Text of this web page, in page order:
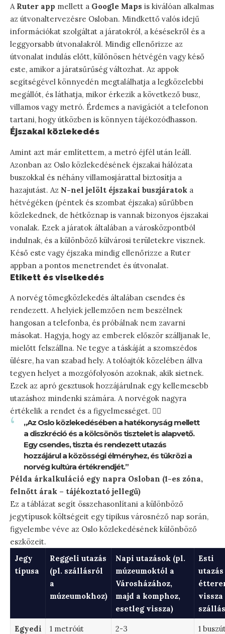
A Ruter app mellett a Google Maps is kiválóan alkalmas
az útvonaltervezésre Osloban. Mindkettő valós idejű
információkat szolgáltat a járatokról, a késésekről és a
leggyorsabb útvonalakról. Mindig ellenőrizze az
útvonalat indulás előtt, különösen hétvégén vagy késő
este, amikor a járatsűrűség változhat. Az appok
segítségével könnyedén megtalálhatja a legközelebbi
megállót, és láthatja, mikor érkezik a következő busz,
villamos vagy metró. Érdemes a navigációt a telefonon
tartani, hogy útközben is könnyen tájékozódhasson.
Éjszakai közlekedés
Amint azt már említettem, a metró éjfél után leáll.
Azonban az Oslo közlekedésének éjszakai hálózata
buszokkal és néhány villamosjárattal biztosítja a
hazajutást. Az N-nel jelölt éjszakai buszjáratok a
hétvégéken (péntek és szombat éjszaka) sűrűbben
közlekednek, de hétköznap is vannak bizonyos éjszakai
vonalak. Ezek a járatok általában a városközpontból
indulnak, és a különböző külvárosi területekre visznek.
Késő este vagy éjszaka mindig ellenőrizze a Ruter
appban a pontos menetrendet és útvonalat.
Etikett és viselkedés
A norvég tömegközlekedés általában csendes és
rendezett. A helyiek jellemzően nem beszélnek
hangosan a telefonba, és próbálnak nem zavarni
másokat. Hagyja, hogy az emberek először szálljanak le,
mielőtt felszállna. Ne tegye a táskáját a szomszédos
ülésre, ha van szabad hely. A tolóajtók közelében állva
tegyen helyet a mozgófolyosón azoknak, akik sietnek.
Ezek az apró gesztusok hozzájárulnak egy kellemesebb
utazáshoz mindenki számára. A norvégok nagyra
értékelik a rendet és a figyelmességet. 🚶‍♀️
„Az Oslo közlekedésében a hatékonyság mellett
a diszkréció és a kölcsönös tisztelet is alapvető.
Egy csendes, tiszta és rendezett utazás
hozzájárul a közösségi élményhez, és tükrözi a
norvég kultúra értékrendjét.”
Példa árkalkuláció egy napra Osloban (1-es zóna,
felnőtt árak – tájékoztató jellegű)
Ez a táblázat segít összehasonlítani a különböző
jegytípusok költségeit egy tipikus városnéző nap során,
figyelembe véve az Oslo közlekedésének különböző
eszközeit.
Jegy
típusa
Reggeli utazás
(pl. szállásról
a
múzeumokhoz)
Napi utazások (pl.
múzeumoktól a
Városházához,
majd a komphoz,
esetleg vissza)
Esti
vissza
Egyedi
1 metróút
2-3
1